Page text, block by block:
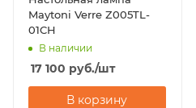
Maytoni Verre Z005TL-
01CH
В наличии
17 100 руб./шт
В корзину